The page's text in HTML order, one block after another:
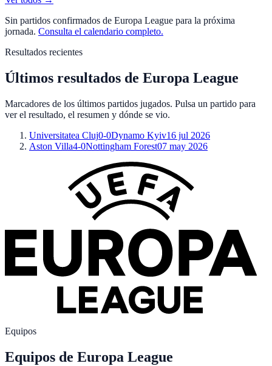
Sin partidos confirmados de Europa League para la próxima
jornada. Consulta el calendario completo.
Resultados recientes
Últimos resultados de Europa League
Marcadores de los últimos partidos jugados. Pulsa un partido para
ver el resultado, el resumen y dónde se vio.
Universitatea Cluj0-0Dynamo Kyiv16 jul 2026
Aston Villa4-0Nottingham Forest07 may 2026
Equipos
Equipos de Europa League